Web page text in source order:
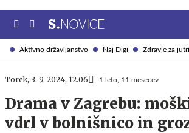
Aktivno državljanstvo Naj Digi Zdravje za jutri
Torek, 3. 9. 2024, 12.06 1 leto, 11 mesecev
Drama v Zagrebu:
vdrl v bolnišnico in